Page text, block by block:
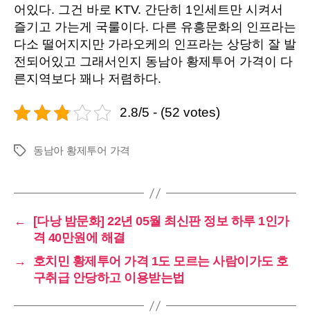
어있다. 그건 바로 KTV. 간단히 1인세트만 시켜서
즐기고 가는게 국룰이다. 다른 유흥문화의 인프라는
다소 떨어지지만 가라오케의 인프라는 상당히 잘 발
전되어있고 그래서인지 동남아 황제투어 가격이 다
른지역보다 꽤나 저렴하다.
2.8/5 - (52 votes)
Tags 동남아 황제투어 가격
←
[다낭 밤문화] 22년 05월 최신판 정보 하루 1인가
격 40만원에 해결
→
호치민 황제투어 가격 1도 모르는 사람이가도 호
구취급 안당하고 이용받는법